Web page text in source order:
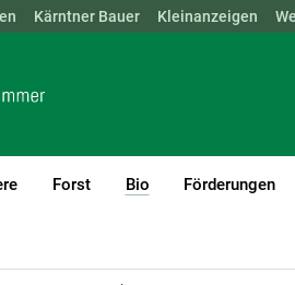
KTN NÖ OÖ SBG STMK TIROL
Kärntner Bauer Kleinanzeigen
Forst Bio
(current)1
Förderungen